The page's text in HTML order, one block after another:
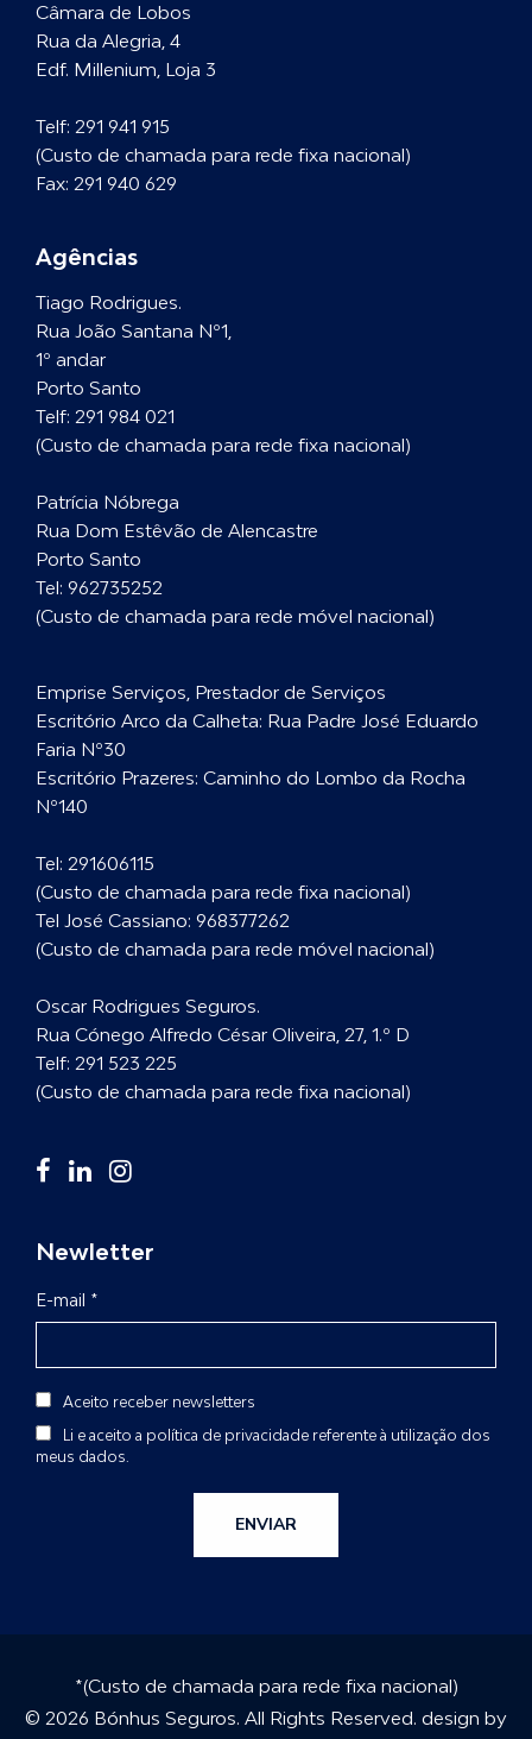
Câmara de Lobos
Rua da Alegria, 4
Edf. Millenium, Loja 3
Telf: 291 941 915
(Custo de chamada para rede fixa nacional)
Fax: 291 940 629
Agências
Tiago Rodrigues.
Rua João Santana Nº1,
1º andar
Porto Santo
Telf: 291 984 021
(Custo de chamada para rede fixa nacional)
Patrícia Nóbrega
Rua Dom Estêvão de Alencastre
Porto Santo
Tel: 962735252
(Custo de chamada para rede móvel nacional)
Emprise Serviços, Prestador de Serviços
Escritório Arco da Calheta: Rua Padre José Eduardo
Faria Nº30
Escritório Prazeres: Caminho do Lombo da Rocha
Nº140
Tel: 291606115
(Custo de chamada para rede fixa nacional)
Tel José Cassiano: 968377262
(Custo de chamada para rede móvel nacional)
Oscar Rodrigues Seguros.
Rua Cónego Alfredo César Oliveira, 27, 1.º D
Telf: 291 523 225
(Custo de chamada para rede fixa nacional)
Newletter
E-mail *
Aceito receber newsletters
Li e aceito a política de privacidade referente à utilização dos
meus dados.
ENVIAR
*(Custo de chamada para rede fixa nacional)
© 2026 Bónhus Seguros. All Rights Reserved. design by